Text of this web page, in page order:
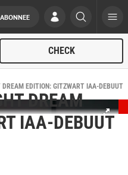
DREAM EDITION: GITZWART IAA-DEBUUT
DREAM
IAA-DEBUUT